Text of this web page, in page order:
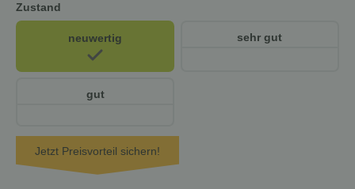
Zustand
neuwertig sehr gut
gut
Jetzt Preisvorteil sichern!